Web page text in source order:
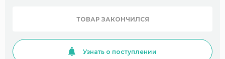
ТОВАР ЗАКОНЧИЛСЯ
Узнать о поступлении